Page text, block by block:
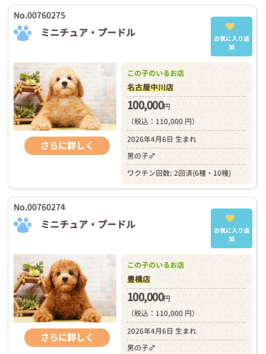
No.00760275
ミニチュア・プードル
お気に入り追
加
さらに詳しく
この子のいるお店
名古屋中川店
100,000円
（税込：110,000 円）
2026年4月6日 生まれ
男の子♂
ワクチン回数: 2回済(6種・10種)
No.00760274
ミニチュア・プードル
お気に入り追
加
さらに詳しく
この子のいるお店
豊橋店
100,000円
（税込：110,000 円）
2026年4月6日 生まれ
男の子♂